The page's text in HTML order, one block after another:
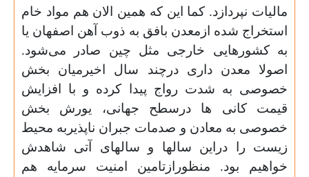
مالیات نپردازد. کما این که همین الان هم مواد خام
استخراج شده ازمعدن بافق به ذوب آهن اصفهان یا
به کشورهایی خارجی مثل چین صادر می‌شود.
اصولا معدن داری درچند سال اخیرمیان بخش
خصوصی به شدت رواج پیدا کرده و با افزایش
قیمت کانی ها درسطح جهانی، یورش بخش
خصوصی به معادن و صدمات جبران ناپذیربه محیط
زیست را دراین سالها و سالهای آتی شاهدش
خواهیم بود. منظورازتامین امنیت سرمایه هم